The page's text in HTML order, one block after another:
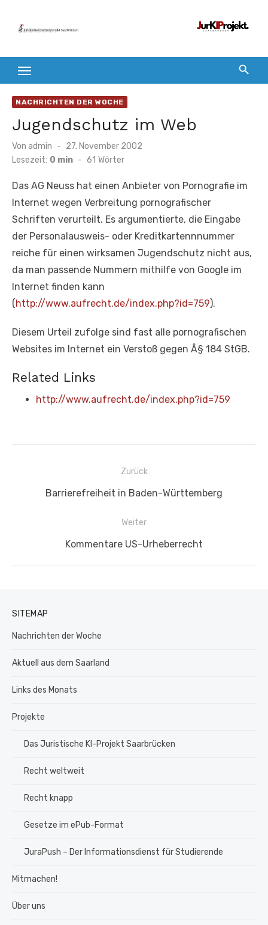
Inhalt
NACHRICHTEN DER WOCHE
Jugendschutz im Web
Von admin
Veröffentlicht
am
27. November 2002
Lesezeit: 0 min - 61 Wörter
Das AG Neuss hat einen Anbieter von Pornografie im
Internet wegen Verbreitung pornografischer
Schriften verurteilt. Es argumentierte, die Eingabe
der Personalausweis- oder Kreditkartennnummer
reiche für einen wirksamen Jugendschutz nicht aus,
da man passende Nummern mithilfe von Google im
Internet finden kann
(http://www.aufrecht.de/index.php?id=759).
Diesem Urteil zufolge sind fast alle pornografischen
Websites im Internet ein Verstoß gegen Â§ 184 StGB.
Related Links
http://www.aufrecht.de/index.php?id=759
Beitragsnavigation
Zurück
Vorheriger
Barrierefreiheit in Baden-Württemberg
Weiter
Nächster
Kommentare US-Urheberrecht
SITEMAP
Nachrichten der Woche
Aktuell aus dem Saarland
Links des Monats
Projekte
Das Juristische KI-Projekt Saarbrücken
Recht weltweit
Recht knapp
Gesetze im ePub-Format
JuraPush – Der Informationsdienst für Studierende
Mitmachen!
Über uns